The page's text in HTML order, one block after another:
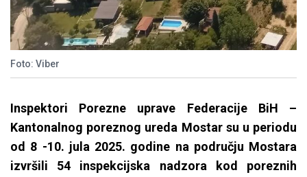
Foto: Viber
Inspektori Porezne uprave Federacije BiH –
Kantonalnog poreznog ureda Mostar su u periodu
od 8 -10. jula 2025. godine na području Mostara
izvršili 54 inspekcijska nadzora kod poreznih